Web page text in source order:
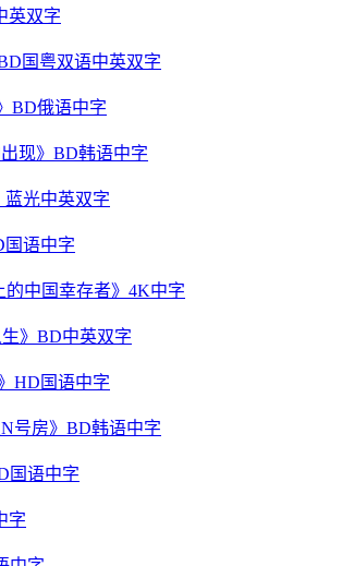
英双字
国粤双语中英双字
BD俄语中字
现》BD韩语中字
蓝光中英双字
国语中字
的中国幸存者》4K中字
》BD中英双字
HD国语中字
号房》BD韩语中字
国语中字
字